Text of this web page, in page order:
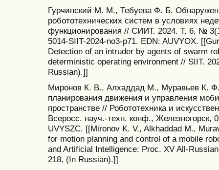
Гурчинский М. М., Тебуева Ф. Б.
робототехнических систем в условиях
функционирования // СИИТ. 2024. Т. 6, №
5014-SIIT-2024-no3-p71. EDN: AUVYOX.
Detection of an intruder by agents of swarm
deterministic operating environment // SIIT.
Russian).]]
Миронов К. В., Алхаддад М., Муравьев К.
планирования движения и управления
пространстве // Робототехника и
Всеросс. науч.-техн. конф., Железногорск,
UVYSZC. [[Mironov K. V., Alkhaddad M.,
for motion planning and control of a mobile
and Artificial Intelligence: Proc. XV All-
218. (In Russian).]]